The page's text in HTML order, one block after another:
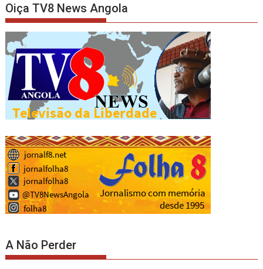
Oiça TV8 News Angola
A Não Perder